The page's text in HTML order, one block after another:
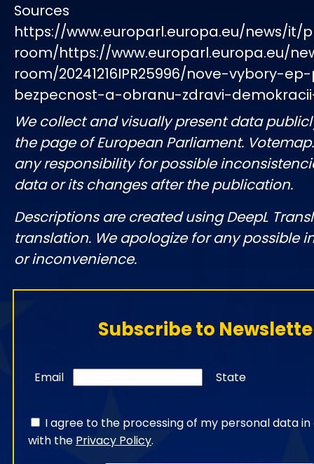
Sources
https://www.europarl.europa.eu/news/it/
room/https://www.europarl.europa.eu/
room/20241216IPR25996/nove-vybory-
bezpecnost-a-obranu-zdravi-
We collect and visually present data
the page of European Parliament.
any responsibility for possible
data or its changes after the publication.
Descriptions are created using DeepL
translation. We apologize for any possible
or inconvenience.
Subscribe to
Email State
I agree to the processing of my personal data
with the Privacy Policy.